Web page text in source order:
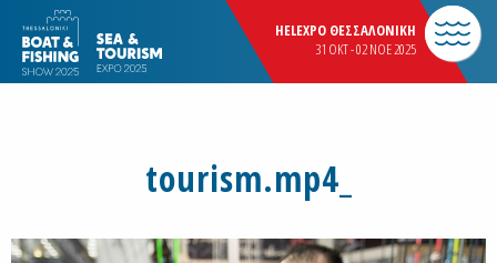
HELEXPO ΘΕΣΣΑΛΟΝΙΚΗ
31 OKT - 02 NOE 2025
tourism.mp4_